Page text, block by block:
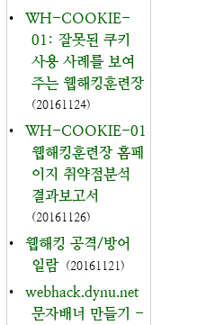
•
WH-COOKIE-
01: 잘못된 쿠키
사용 사례를 보여
주는 웹해킹훈련장
(20161124)
•
WH-COOKIE-01
웹해킹훈련장 홈페
이지 취약점분석
결과보고서
(20161126)
•
웹해킹 공격/방어
일람 (20161121)
•
webhack.dynu.net
문자배너 만들기 -